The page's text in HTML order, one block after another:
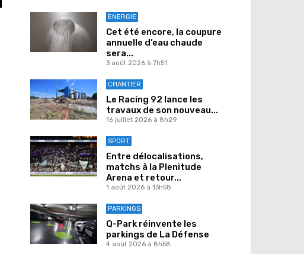
ENERGIE
Cet été encore, la coupure
annuelle d’eau chaude
sera...
3 août 2026 à 7h51
CHANTIER
Le Racing 92 lance les
travaux de son nouveau...
16 juillet 2026 à 8h29
SPORT
Entre délocalisations,
matchs à la Plenitude
Arena et retour...
1 août 2026 à 13h58
PARKINGS
Q-Park réinvente les
parkings de La Défense
4 août 2026 à 8h58